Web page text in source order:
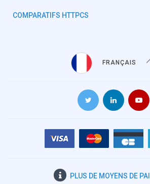
COMPARATIFS HTTPCS
FRANÇAIS
PLUS DE MOYENS DE